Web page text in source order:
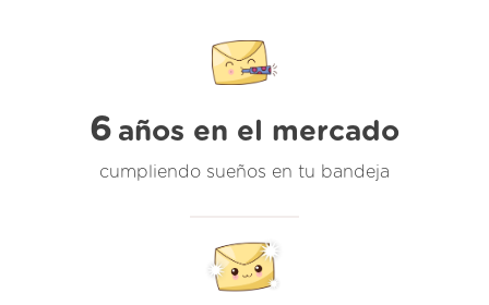
6 años en el mercado
cumpliendo sueños en tu bandeja